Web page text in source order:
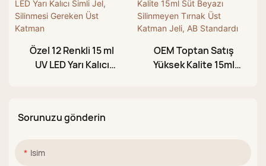
Oje
Özel 12 Renkli 15 ml
UV LED Yarı Kalıcı
OEM Toptan Satış
Yüksek Kalite 15ml
Sorunuzu gönderin
Isim